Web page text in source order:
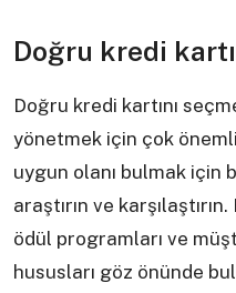
Doğru kredi
Doğru kredi kartını
yönetmek için çok
uygun olanı bulmak için
araştırın ve
ödül programları ve
hususları göz önünde